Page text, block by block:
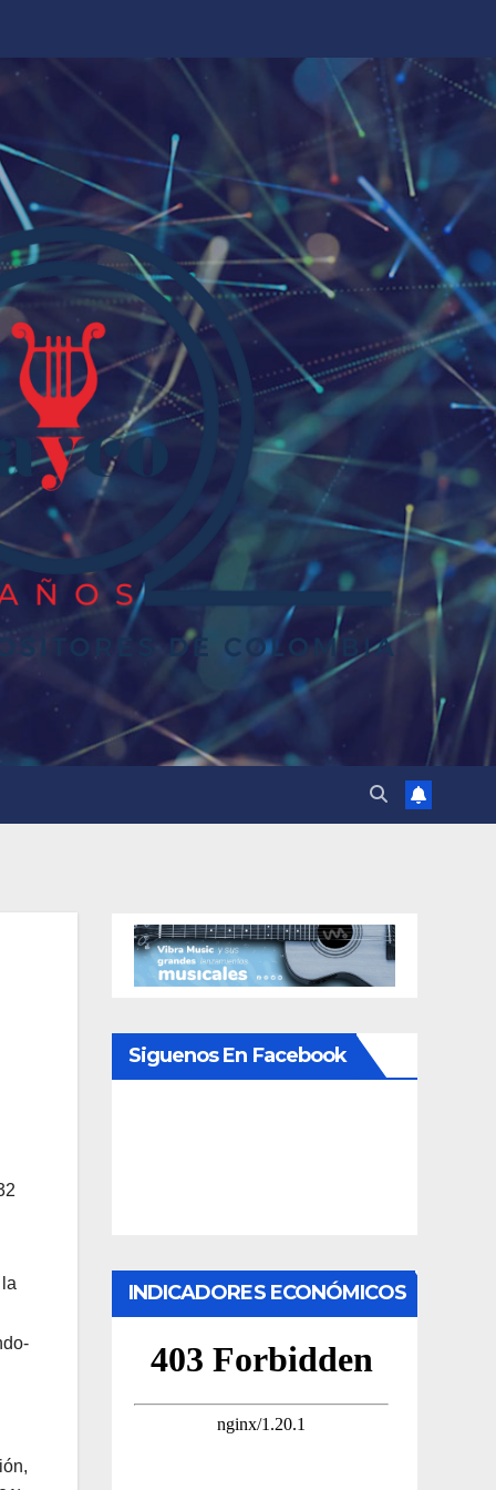
Siguenos En Facebook
INDICADORES ECONÓMICOS